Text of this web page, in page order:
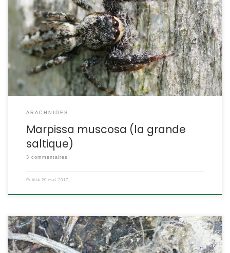
Chez les araignées-sauteuses, c’est l’une des plus grandes. Elle
attend ses proies sur des barrières ou des portes en bois, et jouera
finement à cache-cache avec vous quand vous chercherez à la
prendre en photo. Marpissa muscosa Clerck,1757 POSITION
SYSTÉMATIQUE : Arachnide, Araneae Famille des Salticidae
ETYMOLOGIE : Marpessa vient probablement d’une racine grecque
[…]
ARACHNIDES
Marpissa muscosa (la grande
saltique)
3 commentaires
Publié 20 mai 2017